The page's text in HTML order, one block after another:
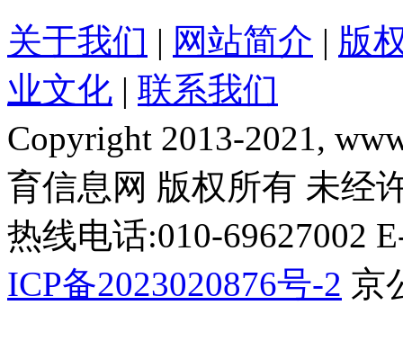
关于我们 | 网站简介 | 版
业文化 | 联系我们
Copyright 2013-2021,
育信息网 版权所有 未经
热线电话:010-69627002
ICP备2023020876号-2 京